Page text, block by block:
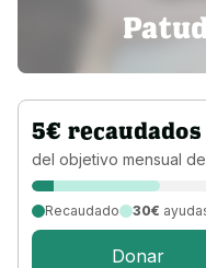
5€ recaudados
del objetivo mensual de
Recaudado 30€
Donar